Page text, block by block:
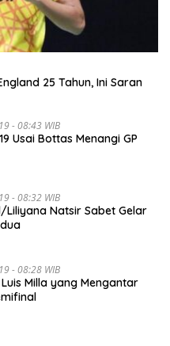
25 Tahun, Ini Saran
- 08:43 WIB
Usai Bottas Menangi GP
- 08:32 WIB
Liliyana Natsir Sabet Gelar
- 08:28 WIB
Milla yang Mengantar